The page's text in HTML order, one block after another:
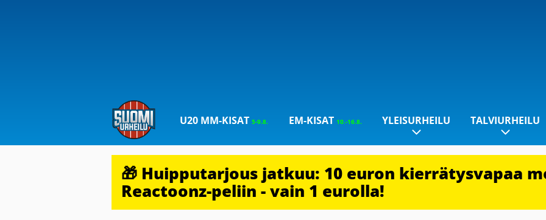
U20 MM-KISAT5-9.8. EM-KISAT 10.-16.8. YLEISURHEILU TALVIURHEILU
🎁 Huipputarjous jatkuu: 10 euron kierrätysvapaa
Reactoonz-peliin - vain 1 eurolla!